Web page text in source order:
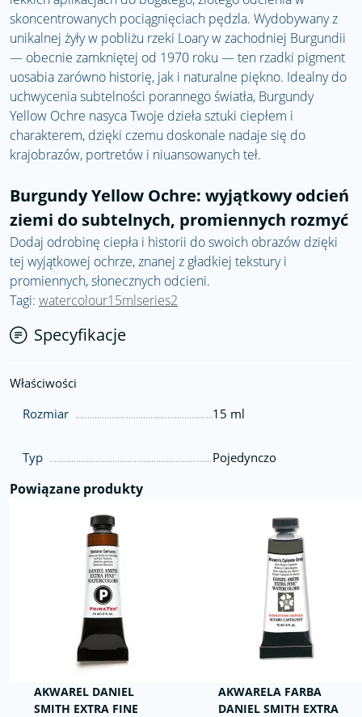
skoncentrowanych pociągnięciach pędzla. Wydobywany z
unikalnej żyły w pobliżu rzeki Loary w zachodniej Burgundii
— obecnie zamkniętej od 1970 roku — ten rzadki pigment
uosabia zarówno historię, jak i naturalne piękno. Idealny do
uchwycenia subtelności porannego światła, Burgundy
Yellow Ochre nasyca Twoje dzieła sztuki ciepłem i
charakterem, dzięki czemu doskonale nadaje się do
krajobrazów, portretów i niuansowanych teł.
Burgundy Yellow Ochre: wyjątkowy odcień
ziemi do subtelnych, promiennych rozmyć
Dodaj odrobinę ciepła i historii do swoich obrazów dzięki
tej wyjątkowej ochrze, znanej z gładkiej tekstury i
promiennych, słonecznych odcieni.
Tagi: watercolour15mlseries2
Specyfikacje
Właściwości
Rozmiar
15 ml
Typ Pojedynczo
Powiązane produkty
AKWAREL DANIEL
SMITH EXTRA FINE
AKWARELA FARBA
DANIEL SMITH EXTRA